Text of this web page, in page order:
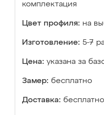
комплектация
Цвет профиля: на
Изготовление: 5-7
Цена: указана за
Замер: бесплатно
Доставка: бесплатно